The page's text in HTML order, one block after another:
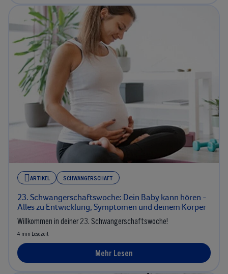
ARTIKEL SCHWANGERSCHAFT
23. Schwangerschaftswoche: Dein Baby kann hören -
Alles zu Entwicklung, Symptomen und deinem Körper
Willkommen in deiner 23. Schwangerschaftswoche!
4 min Lesezeit
Mehr Lesen